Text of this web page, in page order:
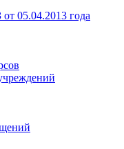
05.04.2013 года